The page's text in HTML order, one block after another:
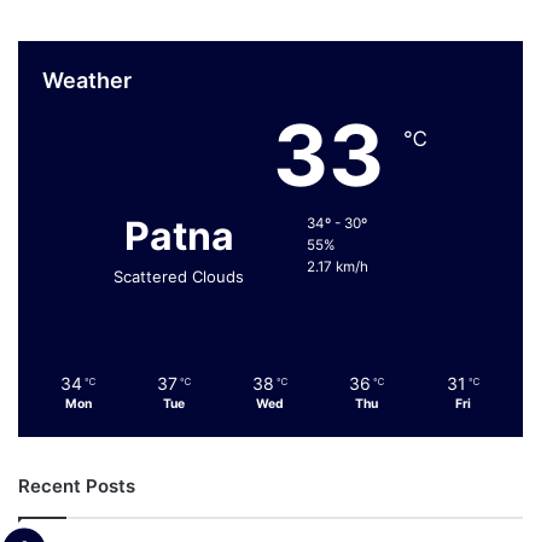
Weather
Patna
Scattered Clouds
33 ℃
34º - 30º
55%
2.17 km/h
34 ℃
Mon
37 ℃
Tue
38 ℃
Wed
36 ℃
Thu
31 ℃
Fri
Recent Posts